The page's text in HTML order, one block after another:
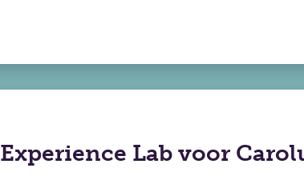
Experience Lab voor